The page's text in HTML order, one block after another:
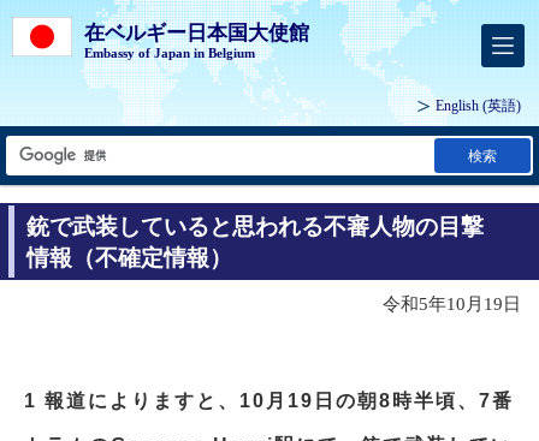
在ベルギー日本国大使館
Embassy of Japan in Belgium
English (英語)
検索
銃で武装していると思われる不審人物の目撃
情報（不確定情報）
令和5年10月19日
1 報道によりますと、10月19日の朝8時半頃、7番